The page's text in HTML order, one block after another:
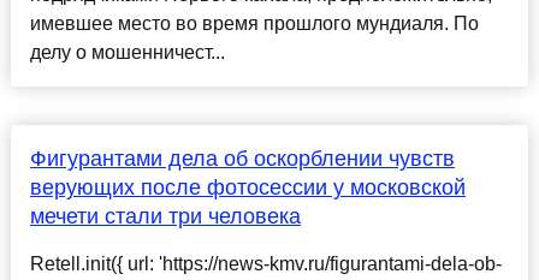
имевшее место во время прошлого мундиаля. По
делу о мошенничест...
Фигурантами дела об оскорблении чувств
верующих после фотосессии у московской
мечети стали три человека
Retell.init({ url: 'https://news-kmv.ru/figurantami-dela-ob-